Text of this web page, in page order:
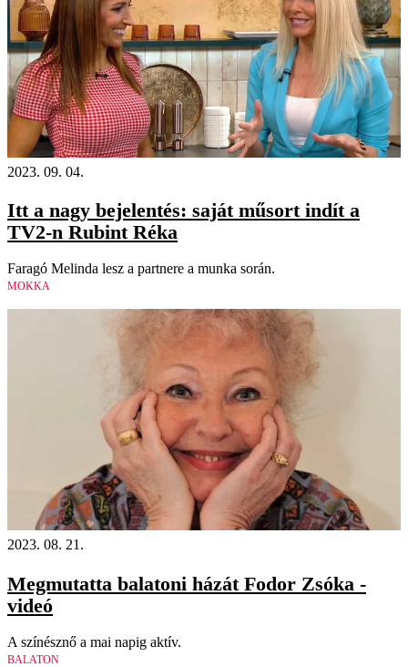
2023. 09. 04.
Itt a nagy bejelentés: saját műsort indít a
TV2-n Rubint Réka
Faragó Melinda lesz a partnere a munka során.
MOKKA
2023. 08. 21.
Megmutatta balatoni házát Fodor Zsóka -
videó
A színésznő a mai napig aktív.
BALATON